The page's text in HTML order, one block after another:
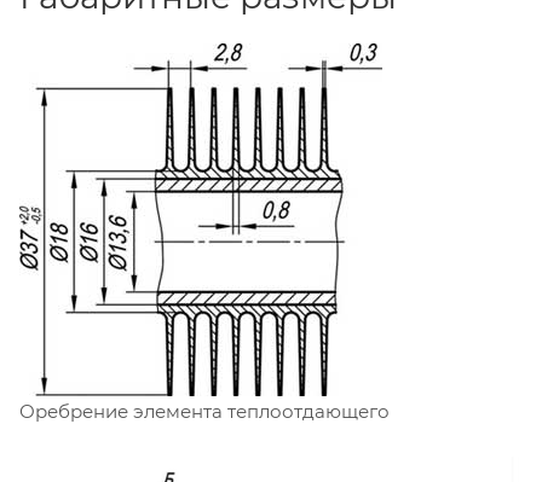
Оребрение элемента теплоотдающего